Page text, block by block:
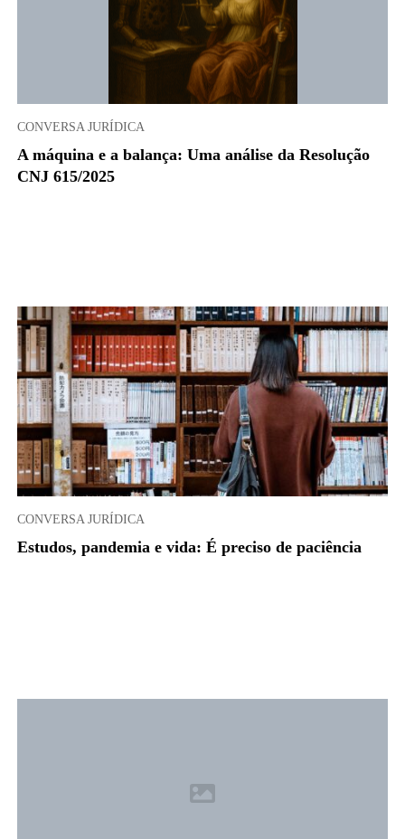
CONVERSA JURÍDICA
A máquina e a balança: Uma análise da Resolução
CNJ 615/2025
CONVERSA JURÍDICA
Estudos, pandemia e vida: É preciso de paciência